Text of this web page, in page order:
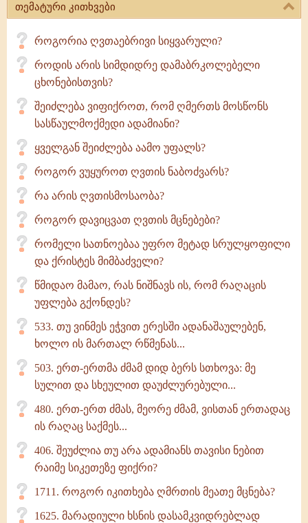
თემატური კითხვები
როგორია ღვთაებრივი სიყვარული?
როდის არის სიმდიდრე დამაბრკოლებელი
ცხონებისთვის?
შეიძლება ვიფიქროთ, რომ ღმერთს მოსწონს
სასწაულმოქმედი ადამიანი?
ყველგან შეიძლება აამო უფალს?
როგორ ვუყუროთ ღვთის ნაბოძვარს?
რა არის ღვთისმოსაობა?
როგორ დავიცვათ ღვთის მცნებები?
რომელი სათნოებაა უფრო მეტად სრულყოფილი
და ქრისტეს მიმბაძველი?
წმიდაო მამაო, რას ნიშნავს ის, რომ რაღაცის
უფლება გქონდეს?
533. თუ ვინმეს ეჭვით ერესში ადანაშაულებენ,
ხოლო ის მართალ რწმენას...
503. ერთ-ერთმა ძმამ დიდ ბერს სთხოვა: მე
სულით და სხეულით დაუძლურებული...
480. ერთ-ერთ ძმას, მეორე ძმამ, ვისთან ერთადაც
ის რაღაც საქმეს...
406. შეუძლია თუ არა ადამიანს თავისი ნებით
რაიმე სიკეთეზე ფიქრი?
1711. როგორ იკითხება ღმრთის მეათე მცნება?
1625. მარადიული ხსნის დასამკვიდრებლად